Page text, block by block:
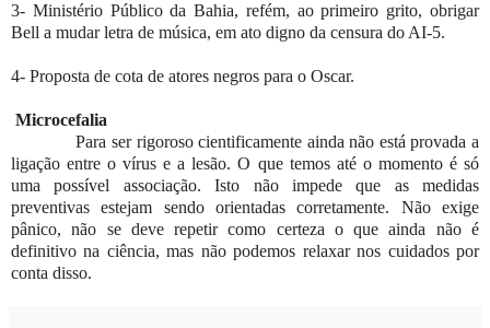
3- Ministério Público da Bahia, refém, ao primeiro grito, obrigar
Bell a mudar letra de música, em ato digno da censura do AI-5.
4- Proposta de cota de atores negros para o Oscar.
Microcefalia
Para ser rigoroso cientificamente ainda não está provada a
ligação entre o vírus e a lesão. O que temos até o momento é só
uma possível associação. Isto não impede que as medidas
preventivas estejam sendo orientadas corretamente. Não exige
pânico, não se deve repetir como certeza o que ainda não é
definitivo na ciência, mas não podemos relaxar nos cuidados por
conta disso.